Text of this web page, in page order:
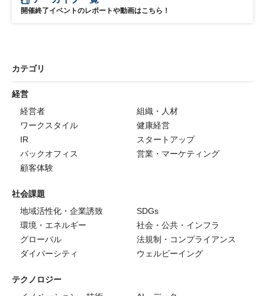
開催終了イベントのレポートや動画はこちら！
カテゴリ
経営
経営者
組織・人材
ワークスタイル
健康経営
IR
スタートアップ
バックオフィス
営業・マーケティング
顧客体験
社会課題
地域活性化・企業誘致
SDGs
環境・エネルギー
社会・公共・インフラ
グローバル
法規制・コンプライアンス
ダイバーシティ
ウェルビーイング
テクノロジー